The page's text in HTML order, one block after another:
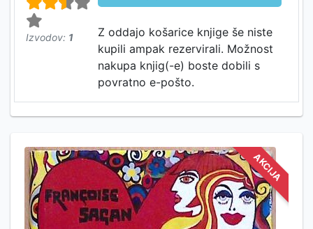
Izvodov: 1
Z oddajo košarice knjige še niste
kupili ampak rezervirali. Možnost
nakupa knjig(-e) boste dobili s
povratno e-pošto.
AKCIJA